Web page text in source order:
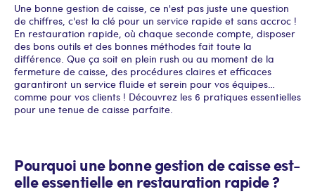
Une bonne gestion de caisse, ce n'est pas juste une question
de chiffres, c'est la clé pour un service rapide et sans accroc !
En restauration rapide, où chaque seconde compte, disposer
des bons outils et des bonnes méthodes fait toute la
différence. Que ça soit en plein rush ou au moment de la
fermeture de caisse, des procédures claires et efficaces
garantiront un service fluide et serein pour vos équipes…
comme pour vos clients ! Découvrez les 6 pratiques essentielles
pour une tenue de caisse parfaite.
Pourquoi une bonne gestion de caisse est-
elle essentielle en restauration rapide ?